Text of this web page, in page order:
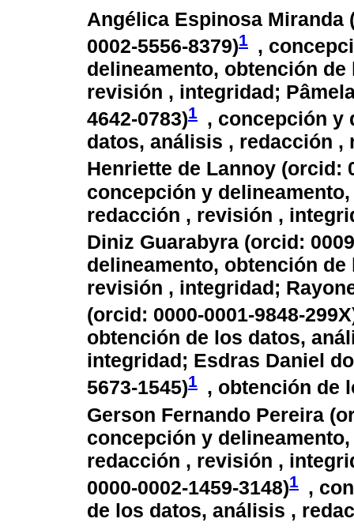
Angélica Espinosa Miranda
0002-5556-8379)1 ,
delineamento, obtención
revisión , integridad;
4642-0783)1 , concepción y
datos, análisis , redacción
Henriette de Lannoy (orcid:
concepción y
redacción , revisión ,
Diniz Guarabyra (orcid:
delineamento, obtención
revisión , integridad;
(orcid: 0000-0001-9848-299X
obtención de los datos,
integridad; Esdras Daniel
5673-1545)1 , obtención de
Gerson Fernando Pereira (
concepción y
redacción , revisión ,
0000-0002-1459-3148)1 ,
de los datos, análisis ,